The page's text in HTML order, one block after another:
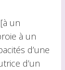
un
à un
d’une
d’un